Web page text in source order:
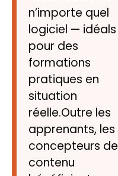
n’importe quel
logiciel — idéals
pour des
formations
pratiques en
situation
réelle.Outre les
apprenants, les
concepteurs de
contenu